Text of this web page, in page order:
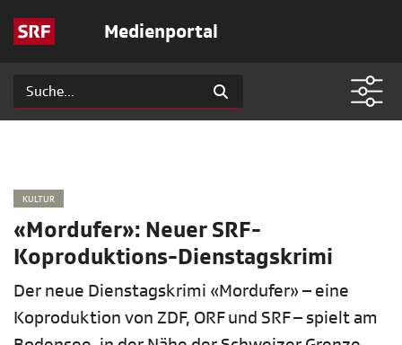
Medienportal
KULTUR
«Mordufer»: Neuer SRF-
Koproduktions-Dienstagskrimi
Der neue Dienstagskrimi «Mordufer» – eine
Koproduktion von ZDF, ORF und SRF – spielt am